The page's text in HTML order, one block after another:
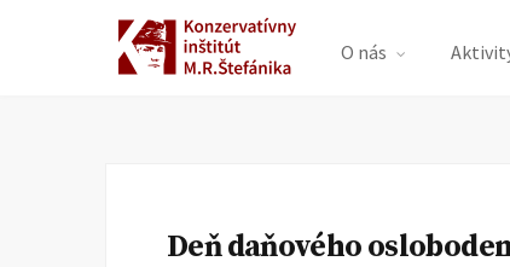
O nás
Deň daňového